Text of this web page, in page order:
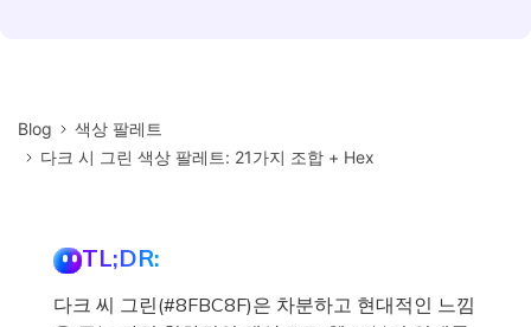
Blog
색상 팔레트
다크 시 그린 색상 팔레트: 21가지 조합 + Hex
TL;DR:
다크 씨 그린(#8FBC8F)은 차분하고 현대적인 느낌